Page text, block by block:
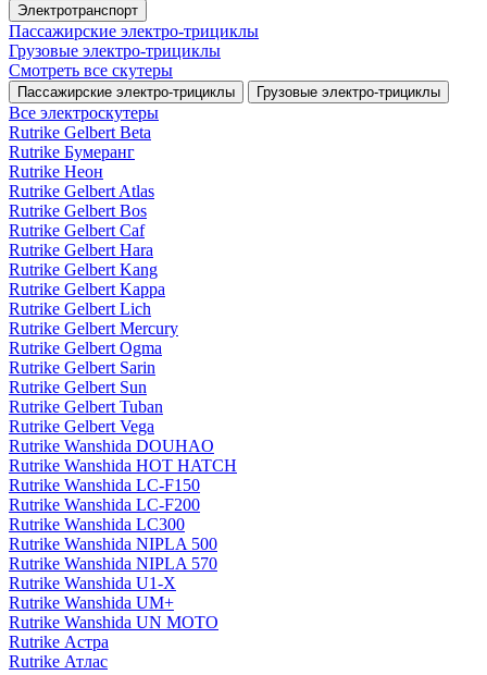
Электротранспорт
Пассажирские электро‑трициклы
Грузовые электро‑трициклы
Смотреть все скутеры
Пассажирские электро‑трициклы Грузовые электро‑трициклы
Все электро­скутеры
Rutrike Gelbert Beta
Rutrike Бумеранг
Rutrike Неон
Rutrike Gelbert Atlas
Rutrike Gelbert Bos
Rutrike Gelbert Caf
Rutrike Gelbert Hara
Rutrike Gelbert Kang
Rutrike Gelbert Kappa
Rutrike Gelbert Lich
Rutrike Gelbert Mercury
Rutrike Gelbert Ogma
Rutrike Gelbert Sarin
Rutrike Gelbert Sun
Rutrike Gelbert Tuban
Rutrike Gelbert Vega
Rutrike Wanshida DOUHAO
Rutrike Wanshida HOT HATCH
Rutrike Wanshida LC-F150
Rutrike Wanshida LC-F200
Rutrike Wanshida LC300
Rutrike Wanshida NIPLA 500
Rutrike Wanshida NIPLA 570
Rutrike Wanshida U1-X
Rutrike Wanshida UM+
Rutrike Wanshida UN MOTO
Rutrike Астра
Rutrike Атлас